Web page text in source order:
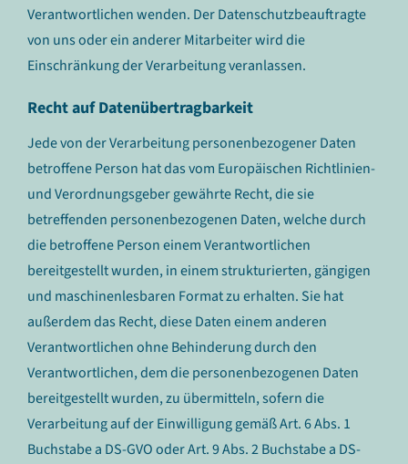
Verantwortlichen wenden. Der Datenschutzbeauftragte
von uns oder ein anderer Mitarbeiter wird die
Einschränkung der Verarbeitung veranlassen.
Recht auf Datenübertragbarkeit
Jede von der Verarbeitung personenbezogener Daten
betroffene Person hat das vom Europäischen Richtlinien-
und Verordnungsgeber gewährte Recht, die sie
betreffenden personenbezogenen Daten, welche durch
die betroffene Person einem Verantwortlichen
bereitgestellt wurden, in einem strukturierten, gängigen
und maschinenlesbaren Format zu erhalten. Sie hat
außerdem das Recht, diese Daten einem anderen
Verantwortlichen ohne Behinderung durch den
Verantwortlichen, dem die personenbezogenen Daten
bereitgestellt wurden, zu übermitteln, sofern die
Verarbeitung auf der Einwilligung gemäß Art. 6 Abs. 1
Buchstabe a DS-GVO oder Art. 9 Abs. 2 Buchstabe a DS-